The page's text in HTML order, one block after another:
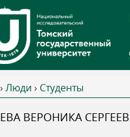
› Люди › Студенты
ВЕРОНИКА